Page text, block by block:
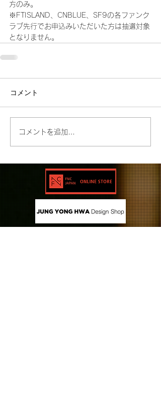
方のみ。
※FTISLAND、CNBLUE、SF9の各ファンク
ラブ先行でお申込みいただいた方は抽選対象
となりません。
コメント
コメントを追加…